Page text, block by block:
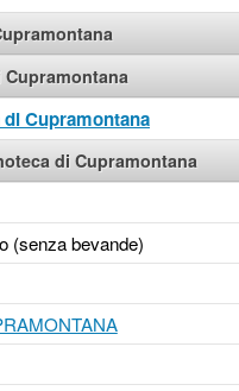
Cupramontana
di Cupramontana
(senza bevande)